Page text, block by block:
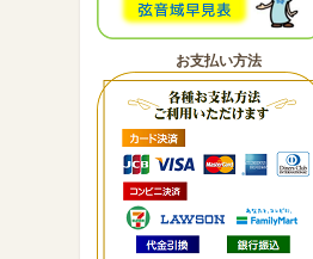
お支払い方法